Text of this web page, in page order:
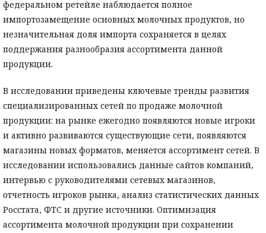
федеральном ретейле наблюдается полное
импортозамещение основных молочных продуктов, но
незначительная доля импорта сохраняется в целях
поддержания разнообразия ассортимента данной
продукции.
В исследовании приведены ключевые тренды развития
специализированных сетей по продаже молочной
продукции: на рынке ежегодно появляются новые игроки
и активно развиваются существующие сети, появляются
магазины новых форматов, меняется ассортимент сетей. В
исследовании использовались данные сайтов компаний,
интервью с руководителями сетевых магазинов,
отчетность игроков рынка, анализ статистических данных
Росстата, ФТС и другие источники. Оптимизация
ассортимента молочной продукции при сохранении